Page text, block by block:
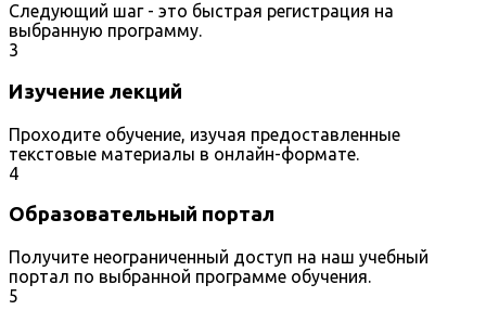
Следующий шаг - это быстрая регистрация на
выбранную программу.
3
Изучение лекций
Проходите обучение, изучая предоставленные
текстовые материалы в онлайн-формате.
4
Образовательный портал
Получите неограниченный доступ на наш учебный
портал по выбранной программе обучения.
5